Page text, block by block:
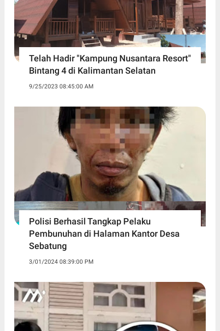
Telah Hadir "Kampung Nusantara Resort"
Bintang 4 di Kalimantan Selatan
9/25/2023 08:45:00 AM
Polisi Berhasil Tangkap Pelaku
Pembunuhan di Halaman Kantor Desa
Sebatung
3/01/2024 08:39:00 PM